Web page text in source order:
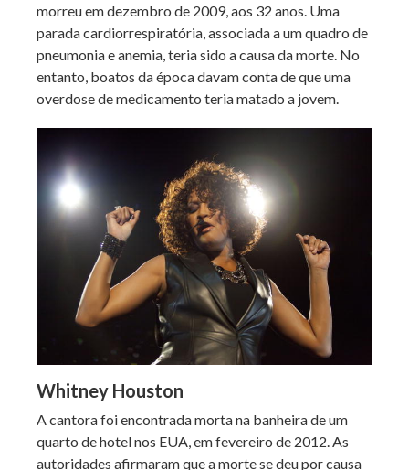
morreu em dezembro de 2009, aos 32 anos. Uma
parada cardiorrespiratória, associada a um quadro de
pneumonia e anemia, teria sido a causa da morte. No
entanto, boatos da época davam conta de que uma
overdose de medicamento teria matado a jovem.
Whitney Houston
A cantora foi encontrada morta na banheira de um
quarto de hotel nos EUA, em fevereiro de 2012. As
autoridades afirmaram que a morte se deu por causa